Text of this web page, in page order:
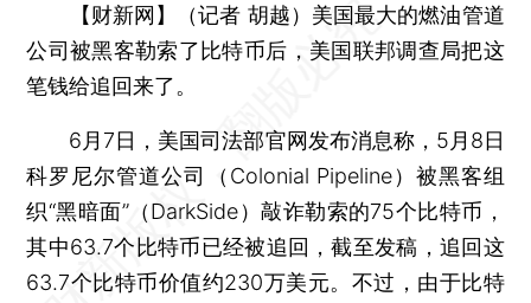
【财新网】（记者 胡越） 美国最大的燃油管道
公司被黑客勒索了比特币后，美国联邦调查局把这
笔钱给追回来了。
6月7日，美国司法部官网发布消息称，5月8日
科罗尼尔管道公司（Colonial Pipeline）被黑客组
织“黑暗面”（DarkSide）敲诈勒索的75个比特币，
其中63.7个比特币已经被追回，截至发稿，追回这
63.7个比特币价值约230万美元。不过，由于比特